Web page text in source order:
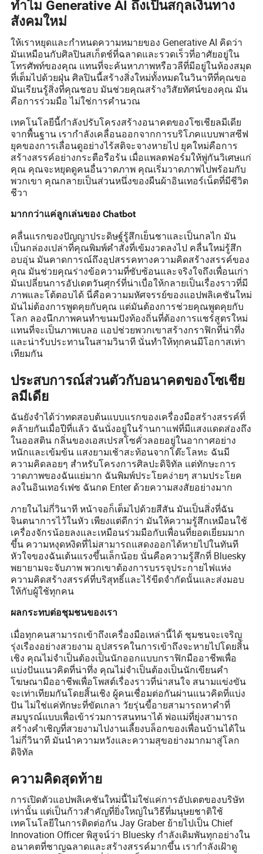
ทำไม Generative AI ถึงเป็นสกุลเงินทาง
สังคมใหม่
ให้เราหยุดและกำหนดความหมายของ Generative AI คิดว่า
มันเหมือนกับศิลปินสเก็ตช์ที่ฉลาดและรวดเร็วที่อาศัยอยู่ใน
โทรศัพท์ของคุณ แทนที่จะค้นหาภาพหรือวลีที่มีอยู่ในห้องสมุด
ที่เต็มไปด้วยฝุ่น ศิลปินนี้สร้างสิ่งใหม่ทั้งหมดในวินาทีที่คุณขอ
มันเรียนรู้สิ่งที่คุณชอบ มันช่วยคุณสร้างวิสัยทัศน์ของคุณ มัน
คือการร่วมมือ ไม่ใช่การคำนวณ
เทคโนโลยีนี้กำลังปรับโครงสร้างอนาคตของโซเชียลมีเดีย
จากพื้นฐาน เรากำลังเคลื่อนออกจากการบริโภคแบบพาสซีฟ
ยุคของการเลื่อนดูอย่างไร้สติจะจางหายไป ยุคใหม่คือการ
สร้างสรรค์อย่างกระตือรือร้น เมื่อแพลตฟอร์มให้พู่กันวิเศษแก่
คุณ คุณจะหยุดดูคนอื่นวาดภาพ คุณเริ่มวาดภาพไปพร้อมกับ
พวกเขา คุณกลายเป็นส่วนหนึ่งของผืนผ้าอินเทอร์เน็ตที่มีชีวิต
ชีวา
มากกว่าแค่ลูกเล่นของ Chatbot
คลื่นแรกของปัญญาประดิษฐ์รู้สึกเย็นชาและเป็นกลไก มัน
เป็นกล่องเปล่าที่คุณพิมพ์คำสั่งที่เข้มงวดลงไป คลื่นใหม่รู้สึก
อบอุ่น มันคาดการณ์ถึงอุปสรรคทางความคิดสร้างสรรค์ของ
คุณ มันช่วยคุณร่างข้อความที่ซับซ้อนและจริงใจถึงเพื่อนเก่า
มันเปลี่ยนการอัปเดตวันศุกร์ที่น่าเบื่อให้กลายเป็นเรื่องราวที่มี
ภาพและโต้ตอบได้ นี่คือความมหัศจรรย์ของแอปพลิเคชันใหม่
มันไม่ต้องการพูดคุยกับคุณ แต่มันต้องการช่วยคุณพูดคุยกับ
โลก ลองนึกภาพคนทำขนมปังท้องถิ่นที่ต้องการแชร์สูตรใหม่
แทนที่จะเป็นภาพเบลอ แอปช่วยพวกเขาสร้างกราฟิกที่น่าทึ่ง
และน่ารับประทานในสามวินาที นั่นทำให้ทุกคนมีโอกาสเท่า
เทียมกัน
ประสบการณ์ส่วนตัวกับอนาคตของโซเชีย
ลมีเดีย
ฉันยังจำได้ว่าทดสอบต้นแบบแรกของเครื่องมือสร้างสรรค์ที่
คล้ายกันเมื่อปีที่แล้ว ฉันนั่งอยู่ในร้านกาแฟที่มีแสงแดดส่องถึง
ในออสติน กลิ่นของเอสเปรสโซคั่วลอยอยู่ในอากาศอย่าง
หนักและเข้มข้น แสงยามเช้าสะท้อนจากโต๊ะโลหะ ฉันมี
ความคิดลอยๆ สำหรับโครงการศิลปะดิจิทัล แต่ทักษะการ
วาดภาพของฉันแย่มาก ฉันพิมพ์ประโยคง่ายๆ สามประโยค
ลงในอินเทอร์เฟซ ฉันกด Enter ด้วยความสงสัยอย่างมาก
ภายในไม่กี่วินาที หน้าจอก็เต็มไปด้วยสีสัน มันเป็นสิ่งที่ฉัน
จินตนาการไว้ในหัว เพียงแต่ดีกว่า มันให้ความรู้สึกเหมือนใช้
เครื่องจักรน้อยลงและเหมือนร่วมมือกับเพื่อนที่ยอดเยี่ยมมาก
ขึ้น ความหงุดหงิดที่ไม่สามารถแสดงออกได้หายไปในทันที
หัวใจของฉันเต้นแรงขึ้นเล็กน้อย นั่นคือความรู้สึกที่ Bluesky
พยายามจะจับภาพ พวกเขาต้องการบรรจุประกายไฟแห่ง
ความคิดสร้างสรรค์ที่บริสุทธิ์และไร้ขีดจำกัดนั้นและส่งมอบ
ให้กับผู้ใช้ทุกคน
ผลกระทบต่อชุมชนของเรา
เมื่อทุกคนสามารถเข้าถึงเครื่องมือเหล่านี้ได้ ชุมชนจะเจริญ
รุ่งเรืองอย่างสวยงาม อุปสรรคในการเข้าถึงจะหายไปโดยสิ้น
เชิง คุณไม่จำเป็นต้องเป็นนักออกแบบกราฟิกมืออาชีพเพื่อ
แบ่งปันแนวคิดที่น่าทึ่ง คุณไม่จำเป็นต้องเป็นนักเขียนคำ
โฆษณามืออาชีพเพื่อโพสต์เรื่องราวที่น่าสนใจ สนามแข่งขัน
จะเท่าเทียมกันโดยสิ้นเชิง ผู้คนเชื่อมต่อกันผ่านแนวคิดที่แบ่ง
ปัน ไม่ใช่แค่ทักษะที่ขัดเกลา วัยรุ่นขี้อายสามารถหาคำที่
สมบูรณ์แบบเพื่อเข้าร่วมการสนทนาได้ พ่อแม่ที่ยุ่งสามารถ
สร้างคำเชิญที่สวยงามไปงานเลี้ยงบล็อกของเพื่อนบ้านได้ใน
ไม่กี่วินาที มันนำความหวังและความสุขอย่างมากมาสู่โลก
ดิจิทัล
ความคิดสุดท้าย
การเปิดตัวแอปพลิเคชันใหม่นี้ไม่ใช่แค่การอัปเดตของบริษัท
เท่านั้น แต่เป็นก้าวสำคัญที่ยิ่งใหญ่ในวิธีที่มนุษยชาติใช้
เทคโนโลยีในการติดต่อกัน Jay Graber ย้ายไปเป็น Chief
Innovation Officer พิสูจน์ว่า Bluesky กำลังเดิมพันทุกอย่างใน
อนาคตที่ชาญฉลาดและสร้างสรรค์มากขึ้น เรากำลังเฝ้าดู